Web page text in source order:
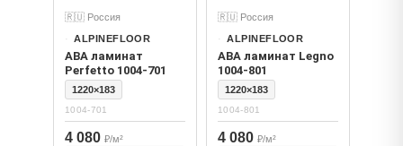
🇷🇺 Россия
ALPINEFLOOR
ABA ламинат
Perfetto 1004-701
1220×183
1004-701
4 080 ₽/м²
🇷🇺 Россия
ALPINEFLOOR
ABA ламинат Legno
1004-801
1220×183
1004-801
4 080 ₽/м²